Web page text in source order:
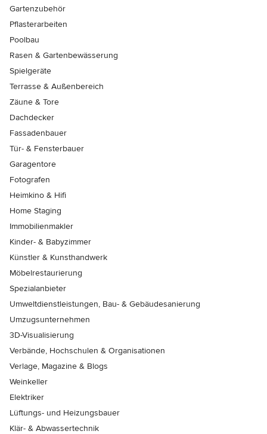
Gartenzubehör
Pflasterarbeiten
Poolbau
Rasen & Gartenbewässerung
Spielgeräte
Terrasse & Außenbereich
Zäune & Tore
Dachdecker
Fassadenbauer
Tür- & Fensterbauer
Garagentore
Fotografen
Heimkino & Hifi
Home Staging
Immobilienmakler
Kinder- & Babyzimmer
Künstler & Kunsthandwerk
Möbelrestaurierung
Spezialanbieter
Umweltdienstleistungen, Bau- & Gebäudesanierung
Umzugsunternehmen
3D-Visualisierung
Verbände, Hochschulen & Organisationen
Verlage, Magazine & Blogs
Weinkeller
Elektriker
Lüftungs- und Heizungsbauer
Klär- & Abwassertechnik